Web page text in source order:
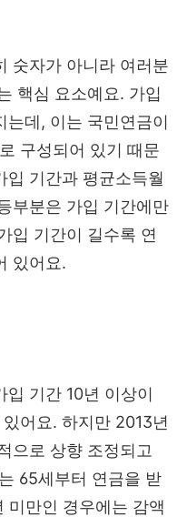
숫자가 아니라 여러분
핵심 요소예요. 가입
는데, 이는 국민연금이
구성되어 있기 때문
입 기간과 평균소득월
부분은 가입 기간에만
입 기간이 길수록 연
있어요.
기간 10년 이상이
어요. 하지만 2013년
으로 상향 조정되고
65세부터 연금을 받
미만인 경우에는 감액